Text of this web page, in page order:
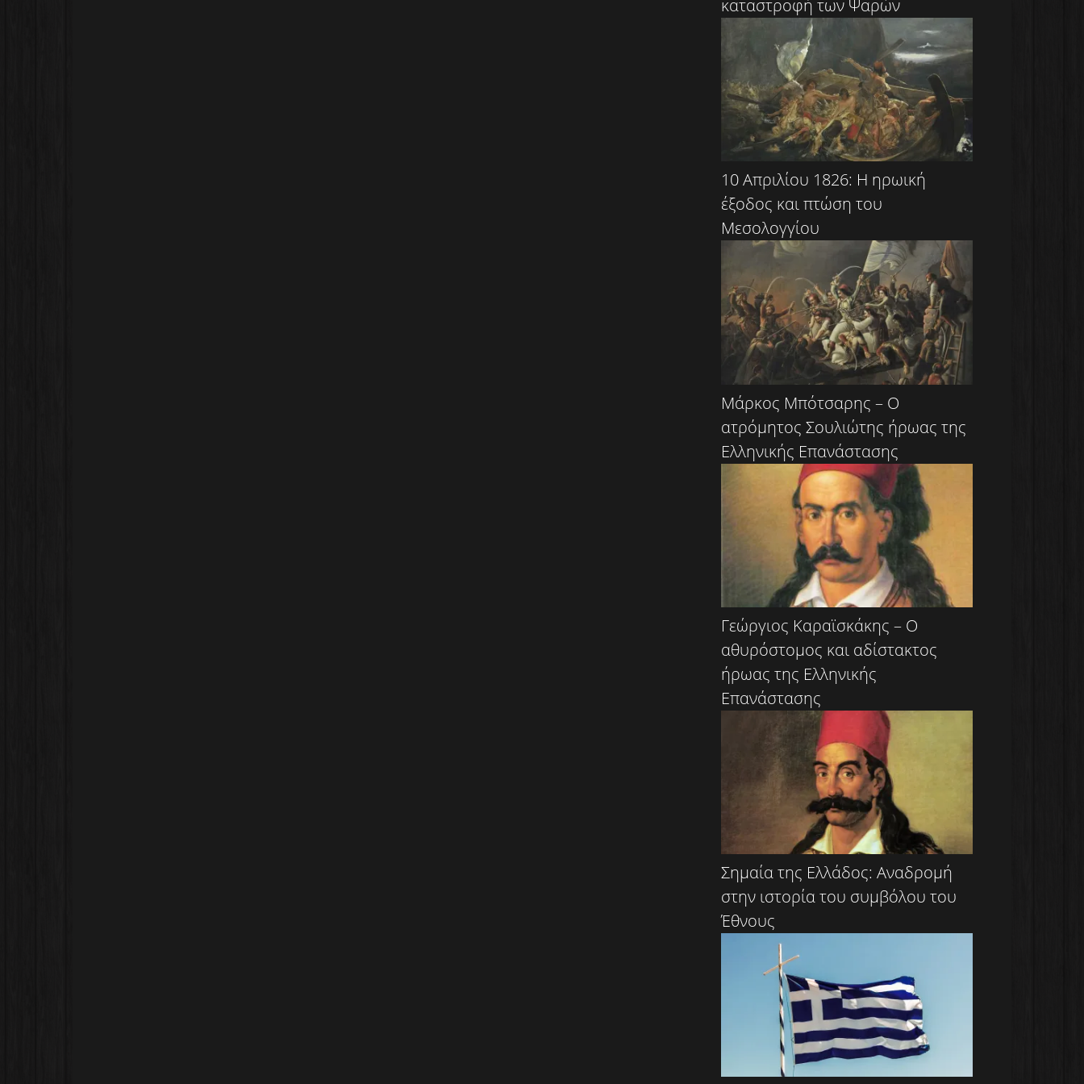
καταστροφή των Ψαρών
10 Απριλίου 1826: Η ηρωική
έξοδος και πτώση του
Μεσολογγίου
Μάρκος Μπότσαρης – Ο
ατρόμητος Σουλιώτης ήρωας της
Ελληνικής Επανάστασης
Γεώργιος Καραϊσκάκης – Ο
αθυρόστομος και αδίστακτος
ήρωας της Ελληνικής
Επανάστασης
Σημαία της Ελλάδος: Αναδρομή
στην ιστορία του συμβόλου του
Έθνους